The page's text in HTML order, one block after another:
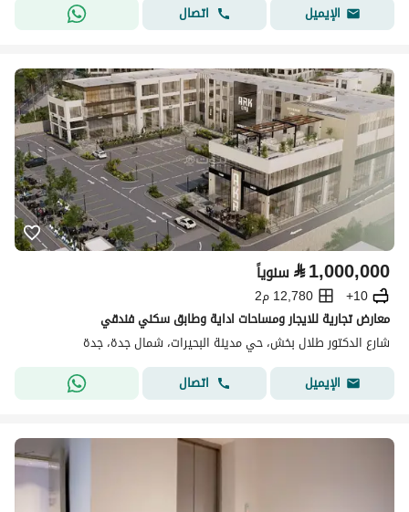
الإيميل
اتصال
⃁1,000,000 سنوياً
10+
12,780 م2
معارض تجارية للايجار ومساحات اداية وطابق سكني فندقي
شارع الدكتور طلال بخش، حي مدينة البحيرات، شمال جدة، جدة
الإيميل
اتصال